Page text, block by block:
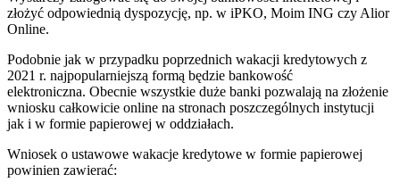
złożyć odpowiednią dyspozycję, np. w iPKO, Moim ING czy Alior
Online.
Podobnie jak w przypadku poprzednich wakacji kredytowych z
2021 r. najpopularniejszą formą będzie bankowość
elektroniczna. Obecnie wszystkie duże banki pozwalają na złożenie
wniosku całkowicie online na stronach poszczególnych instytucji
jak i w formie papierowej w oddziałach.
Wniosek o ustawowe wakacje kredytowe w formie papierowej
powinien zawierać: